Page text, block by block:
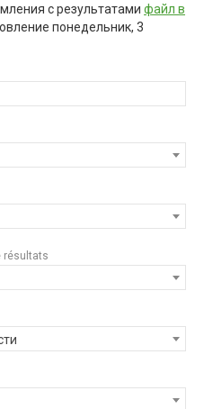
с результатами файл в
понедельник, 3
résultats